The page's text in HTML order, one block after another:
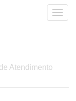
Atendimento